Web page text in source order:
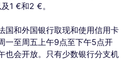
1 €和2 €。
国和外国银行取现和使用信用卡
一至周五上午9点至下午5点开
也会开放。只有少数银行分支机